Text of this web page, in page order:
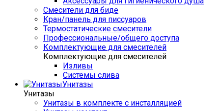
Смесители для биде
Кран/панель для писсуаров
Термостатические смесители
Профессиональные/общего доступа
Комплектующие для смесителей
Комплектующие для смесителей
Изливы
Системы слива
Унитазы
Унитазы
Унитазы в комплекте с инсталляцией